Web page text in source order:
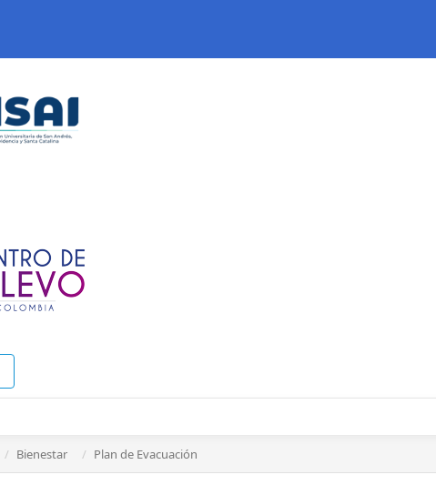
inicial
Bienestar Plan de Evacuación